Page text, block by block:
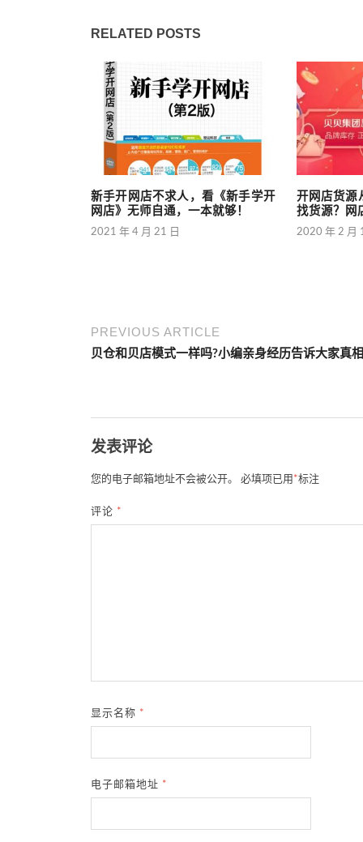
RELATED POSTS
新手开网店不求人，看《新手学开
网店》无师自通，一本就够！
2021 年 4 月 21 日
开网店货源
找货源？网
2020 年 2 月
PREVIOUS ARTICLE
贝仓和贝店模式一样吗?小编亲身经历告诉大家真相
发表评论
您的电子邮箱地址不会被公开。 必填项已用 *标注
评论 *
显示名称 *
电子邮箱地址 *